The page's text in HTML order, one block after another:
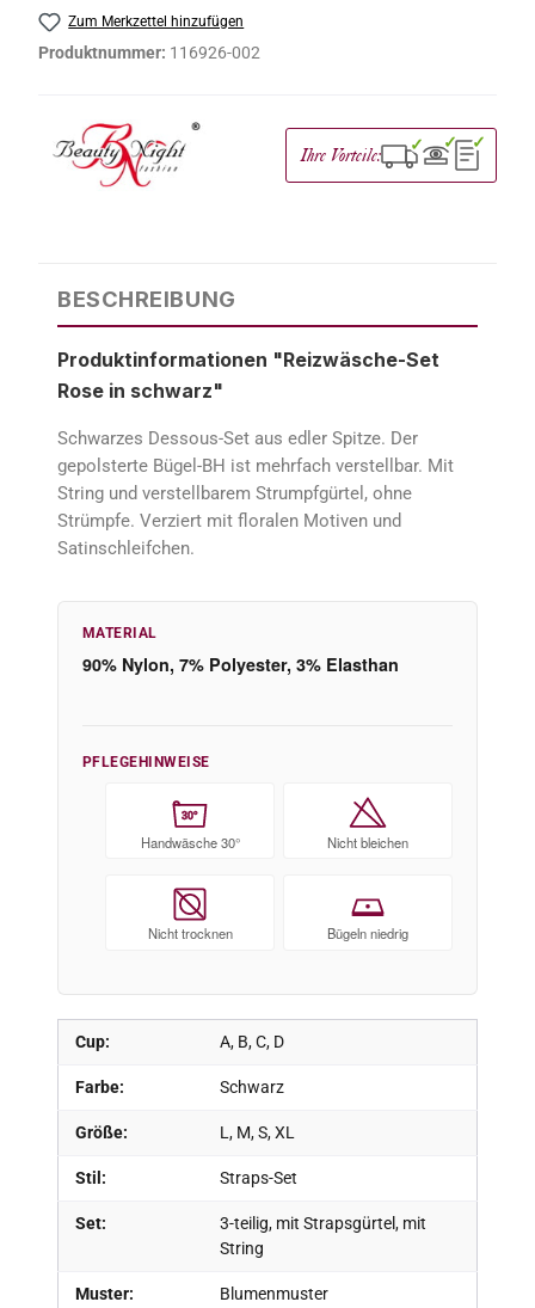
Zum Merkzettel hinzufügen
Produktnummer: 116926-002
Ihre Vorteile: ✓ ✓ ✓
BESCHREIBUNG
Produktinformationen "Reizwäsche-Set
Rose in schwarz"
Schwarzes Dessous-Set aus edler Spitze. Der
gepolsterte Bügel-BH ist mehrfach verstellbar. Mit
String und verstellbarem Strumpfgürtel, ohne
Strümpfe. Verziert mit floralen Motiven und
Satinschleifchen.
Cup: A, B, C, D
Farbe: Schwarz
Größe: L, M, S, XL
Stil: Straps-Set
Set:
3-teilig, mit Strapsgürtel, mit
String
Muster: Blumenmuster
MATERIAL
90% Nylon, 7% Polyester, 3% Elasthan
PFLEGEHINWEISE
30°
Handwäsche 30° Nicht bleichen
Nicht trocknen Bügeln niedrig